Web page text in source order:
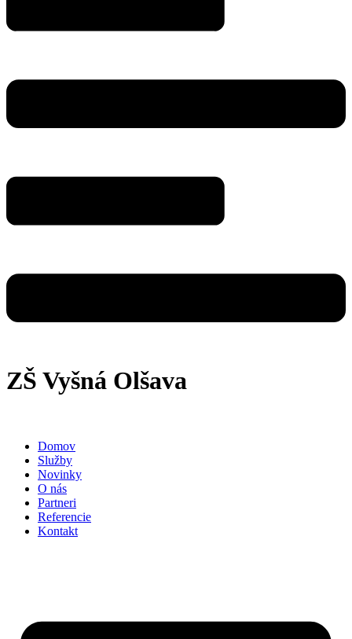
ZŠ Vyšná Olšava
Domov
Služby
Novinky
O nás
Partneri
Referencie
Kontakt